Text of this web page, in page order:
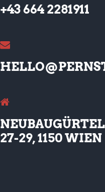
+43 664 2281911
NEUBAUGÜRTEL
27-29, 1150 WIEN